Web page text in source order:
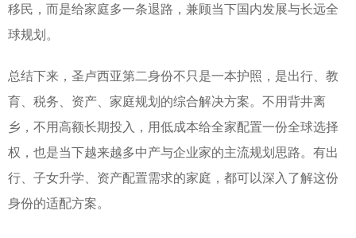
移民，而是给家庭多一条退路，兼顾当下国内发展与长远全
球规划。
总结下来，圣卢西亚第二身份不只是一本护照，是出行、教
育、税务、资产、家庭规划的综合解决方案。不用背井离
乡，不用高额长期投入，用低成本给全家配置一份全球选择
权，也是当下越来越多中产与企业家的主流规划思路。有出
行、子女升学、资产配置需求的家庭，都可以深入了解这份
身份的适配方案。